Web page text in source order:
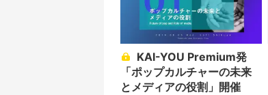
「ポップカルチャーの未来
とメディアの役割」開催